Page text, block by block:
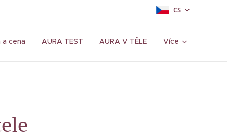
CS
a cena AURA TEST AURA V TĚLE Více